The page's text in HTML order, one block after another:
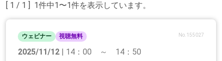
[ 1 / 1 ] 1件中1〜1件を表示しています。
ウェビナー 視聴無料 No.155027
2025/11/12 | 14：00 ～ 14：50